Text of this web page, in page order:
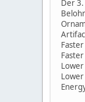
Der 3.
Lower